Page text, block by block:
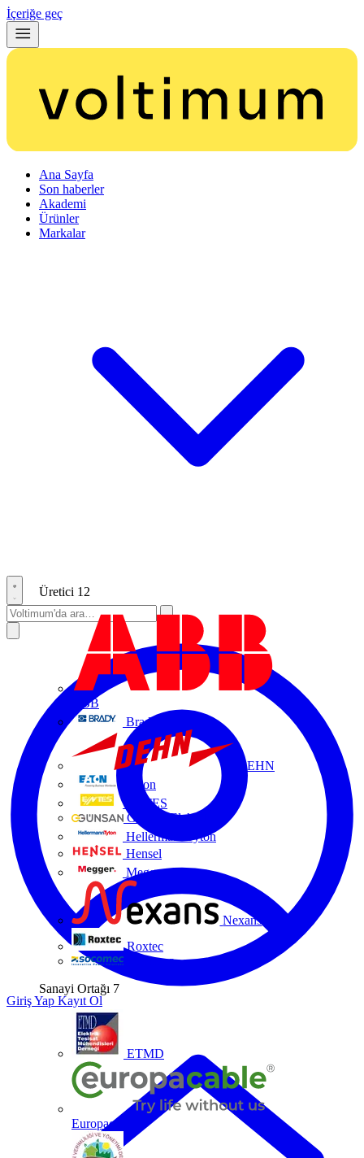
İçeriğe geç
Ana Sayfa
Son haberler
Akademi
Ürünler
Markalar
Üretici 12
ABB
Brady
DEHN
Eaton
ENTES
Günsan Elektrik
HellermannTyton
Hensel
Megger
Nexans
Roxtec
Socomec
Sanayi Ortağı 7
ETMD
Europacable
Giriş Yap Kayıt Ol